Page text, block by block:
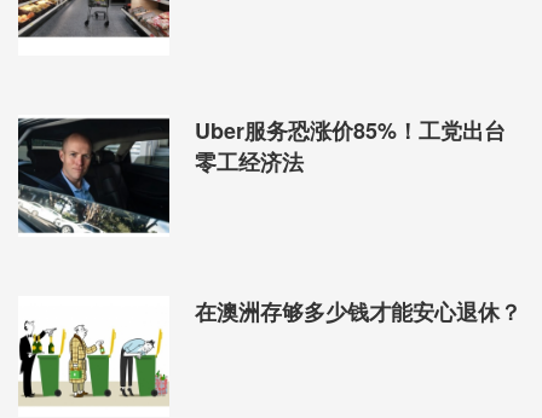
Uber服务恐涨价85%！工党出台
零工经济法
在澳洲存够多少钱才能安心退休？